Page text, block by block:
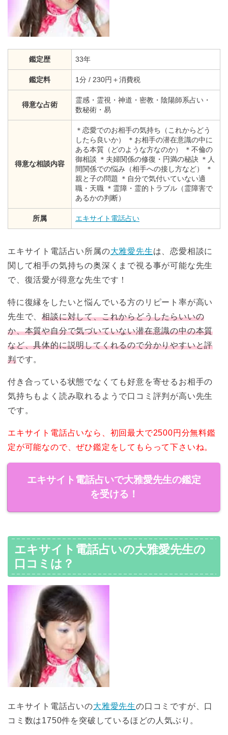
鑑定歴 33年
鑑定料 1分 / 230円＋消費税
得意な占術
霊感・霊視・神道・密教・陰陽師系占い・
数秘術・易
得意な相談内容
＊恋愛でのお相手の気持ち（これからどう
したら良いか） ＊お相手の潜在意識の中に
ある本質（どのような方なのか） ＊不倫の
御相談 ＊夫婦関係の修復・円満の秘訣 ＊人
間関係での悩み（相手への接し方など） ＊
親と子の問題 ＊自分で気付いていない適
職・天職 ＊霊障・霊的トラブル（霊障害で
あるかの判断）
所属 エキサイト電話占い
エキサイト電話占い所属の大雅愛先生は、恋愛相談に
関して相手の気持ちの奥深くまで視る事が可能な先生
で、復活愛が得意な先生です！
特に復縁をしたいと悩んでいる方のリピート率が高い
先生で、相談に対して、これからどうしたらいいの
か、本質や自分で気づいていない潜在意識の中の本質
など、具体的に説明してくれるので分かりやすいと評
判です。
付き合っている状態でなくても好意を寄せるお相手の
気持ちもよく読み取れるようで口コミ評判が高い先生
です。
エキサイト電話占いなら、初回最大で2500円分無料鑑
定が可能なので、ぜひ鑑定をしてもらって下さいね。
エキサイト電話占いで大雅愛先生の鑑定
を受ける！
エキサイト電話占いの大雅愛先生の
口コミは？
エキサイト電話占いの大雅愛先生の口コミですが、口
コミ数は1750件を突破しているほどの人気ぶり。